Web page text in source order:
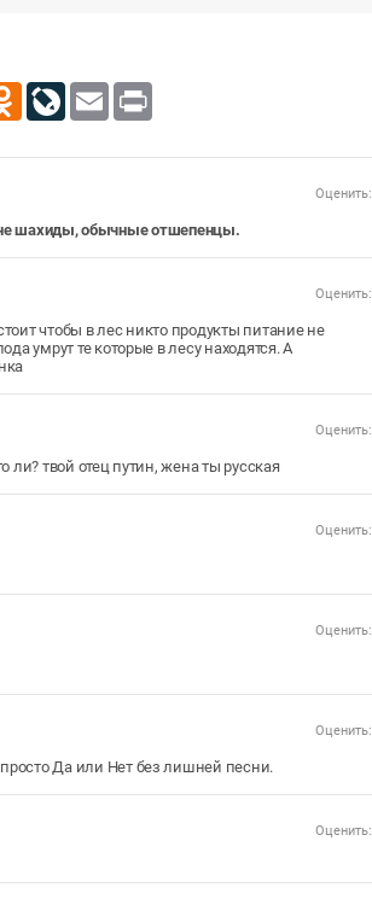
Odnoklassniki
LiveJournal
Email
Оценить:
не шахиды, обычные отшепенцы.
Оценить:
чтобы в лес никто продукты питание не
умрут те которые в лесу находятся. А
Оценить:
ли? твой отец путин, жена ты русская
Оценить:
Оценить:
Оценить:
Да или Нет без лишней песни.
Оценить: